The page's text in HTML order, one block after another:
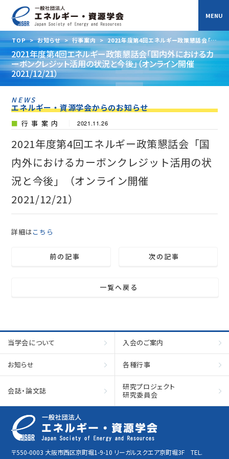
TOP > お知らせ > 行事案内 > 2021年度第4回エネルギー政策懇話会「国
内外におけるカーボンクレジット活用の状況と今後」（オンライン開催
2021/12/21）
2021年度第4回エネルギー政策懇話会「国内外におけるカ
ーボンクレジット活用の状況と今後」（オンライン開催
2021/12/21）
NEWS
エネルギー・資源学会からのお知らせ
行事案内 2021.11.26
2021年度第4回エネルギー政策懇話会「国
内外におけるカーボンクレジット活用の状
況と今後」（オンライン開催
2021/12/21）
詳細はこちら
前の記事
一覧へ戻る
次の記事
当学会について 入会のご案内
お知らせ 各種行事
会誌・論文誌
研究プロジェクト
研究委員会
〒550-0003 大阪市西区京町堀1-9-10 リーガルスクエア京町堀3F TEL.